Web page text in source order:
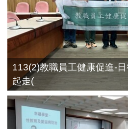
113(2)教職員工健康促進-
起走(